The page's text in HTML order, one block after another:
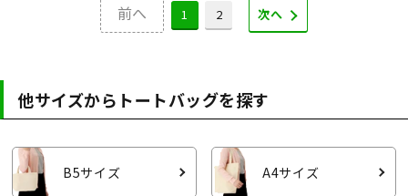
前へ 1 2 次へ
他サイズからトートバッグを探す
B5サイズ A4サイズ